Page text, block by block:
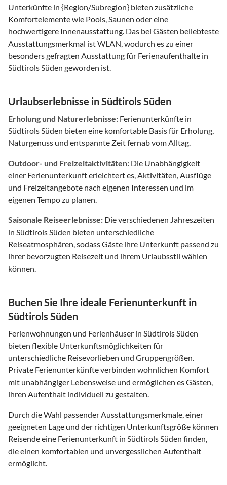
Unterkünfte in {Region/Subregion} bieten zusätzliche
Komfortelemente wie Pools, Saunen oder eine
hochwertigere Innenausstattung. Das bei Gästen beliebteste
Ausstattungsmerkmal ist WLAN, wodurch es zu einer
besonders gefragten Ausstattung für Ferienaufenthalte in
Südtirols Süden geworden ist.
Urlaubserlebnisse in Südtirols Süden
Erholung und Naturerlebnisse: Ferienunterkünfte in
Südtirols Süden bieten eine komfortable Basis für Erholung,
Naturgenuss und entspannte Zeit fernab vom Alltag.
Outdoor- und Freizeitaktivitäten: Die Unabhängigkeit
einer Ferienunterkunft erleichtert es, Aktivitäten, Ausflüge
und Freizeitangebote nach eigenen Interessen und im
eigenen Tempo zu planen.
Saisonale Reiseerlebnisse: Die verschiedenen Jahreszeiten
in Südtirols Süden bieten unterschiedliche
Reiseatmosphären, sodass Gäste ihre Unterkunft passend zu
ihrer bevorzugten Reisezeit und ihrem Urlaubsstil wählen
können.
Buchen Sie Ihre ideale Ferienunterkunft in
Südtirols Süden
Ferienwohnungen und Ferienhäuser in Südtirols Süden
bieten flexible Unterkunftsmöglichkeiten für
unterschiedliche Reisevorlieben und Gruppengrößen.
Private Ferienunterkünfte verbinden wohnlichen Komfort
mit unabhängiger Lebensweise und ermöglichen es Gästen,
ihren Aufenthalt individuell zu gestalten.
Durch die Wahl passender Ausstattungsmerkmale, einer
geeigneten Lage und der richtigen Unterkunftsgröße können
Reisende eine Ferienunterkunft in Südtirols Süden finden,
die einen komfortablen und unvergesslichen Aufenthalt
ermöglicht.